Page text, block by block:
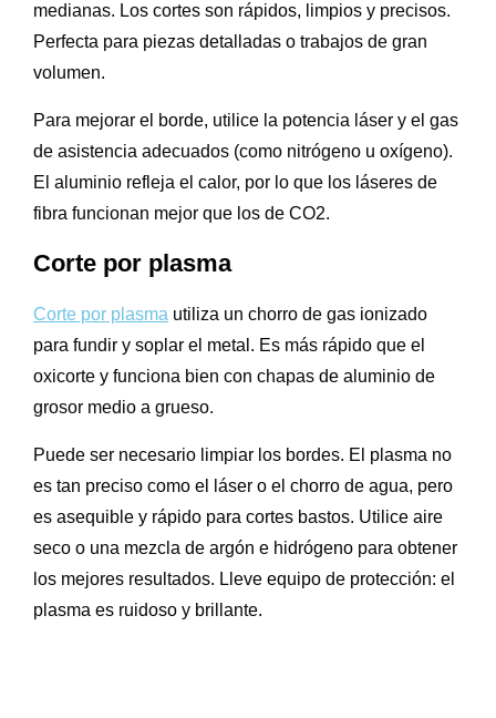
medianas. Los cortes son rápidos, limpios y precisos.
Perfecta para piezas detalladas o trabajos de gran
volumen.
Para mejorar el borde, utilice la potencia láser y el gas
de asistencia adecuados (como nitrógeno u oxígeno).
El aluminio refleja el calor, por lo que los láseres de
fibra funcionan mejor que los de CO2.
Corte por plasma
Corte por plasma utiliza un chorro de gas ionizado
para fundir y soplar el metal. Es más rápido que el
oxicorte y funciona bien con chapas de aluminio de
grosor medio a grueso.
Puede ser necesario limpiar los bordes. El plasma no
es tan preciso como el láser o el chorro de agua, pero
es asequible y rápido para cortes bastos. Utilice aire
seco o una mezcla de argón e hidrógeno para obtener
los mejores resultados. Lleve equipo de protección: el
plasma es ruidoso y brillante.